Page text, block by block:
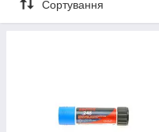
Сортування